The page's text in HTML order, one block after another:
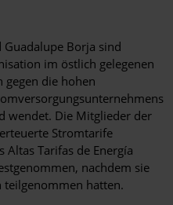
Guadalupe Borja sind
im östlich gelegenen
gegen die hohen
wendet. Die Mitglieder der
Stromtarife
Tarifas de Energía
nachdem sie
hatten.